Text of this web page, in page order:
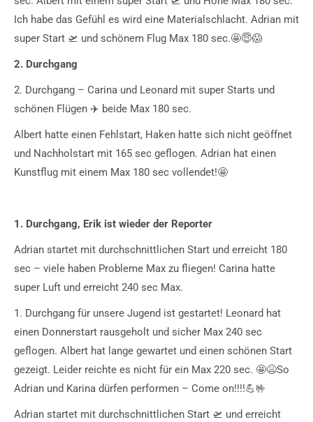
Ich habe das Gefühl es wird eine Materialschlacht. Adrian mit
super Start 🛫 und schönem Flug Max 180 sec.🤩😇😱
2. Durchgang
2. Durchgang – Carina und Leonard mit super Starts und
schönen Flügen ✈️ beide Max 180 sec.
Albert hatte einen Fehlstart, Haken hatte sich nicht geöffnet
und Nachholstart mit 165 sec geflogen. Adrian hat einen
Kunstflug mit einem Max 180 sec vollendet!🤩
1. Durchgang, Erik ist wieder der Reporter
Adrian startet mit durchschnittlichen Start und erreicht 180
sec – viele haben Probleme Max zu fliegen! Carina hatte
super Luft und erreicht 240 sec Max.
1. Durchgang für unsere Jugend ist gestartet! Leonard hat
einen Donnerstart rausgeholt und sicher Max 240 sec
geflogen. Albert hat lange gewartet und einen schönen Start
gezeigt. Leider reichte es nicht für ein Max 220 sec. 🤩😫So
Adrian und Karina dürfen performen – Come on!!!!💪🤟
Adrian startet mit durchschnittlichen Start 🛫 und erreicht